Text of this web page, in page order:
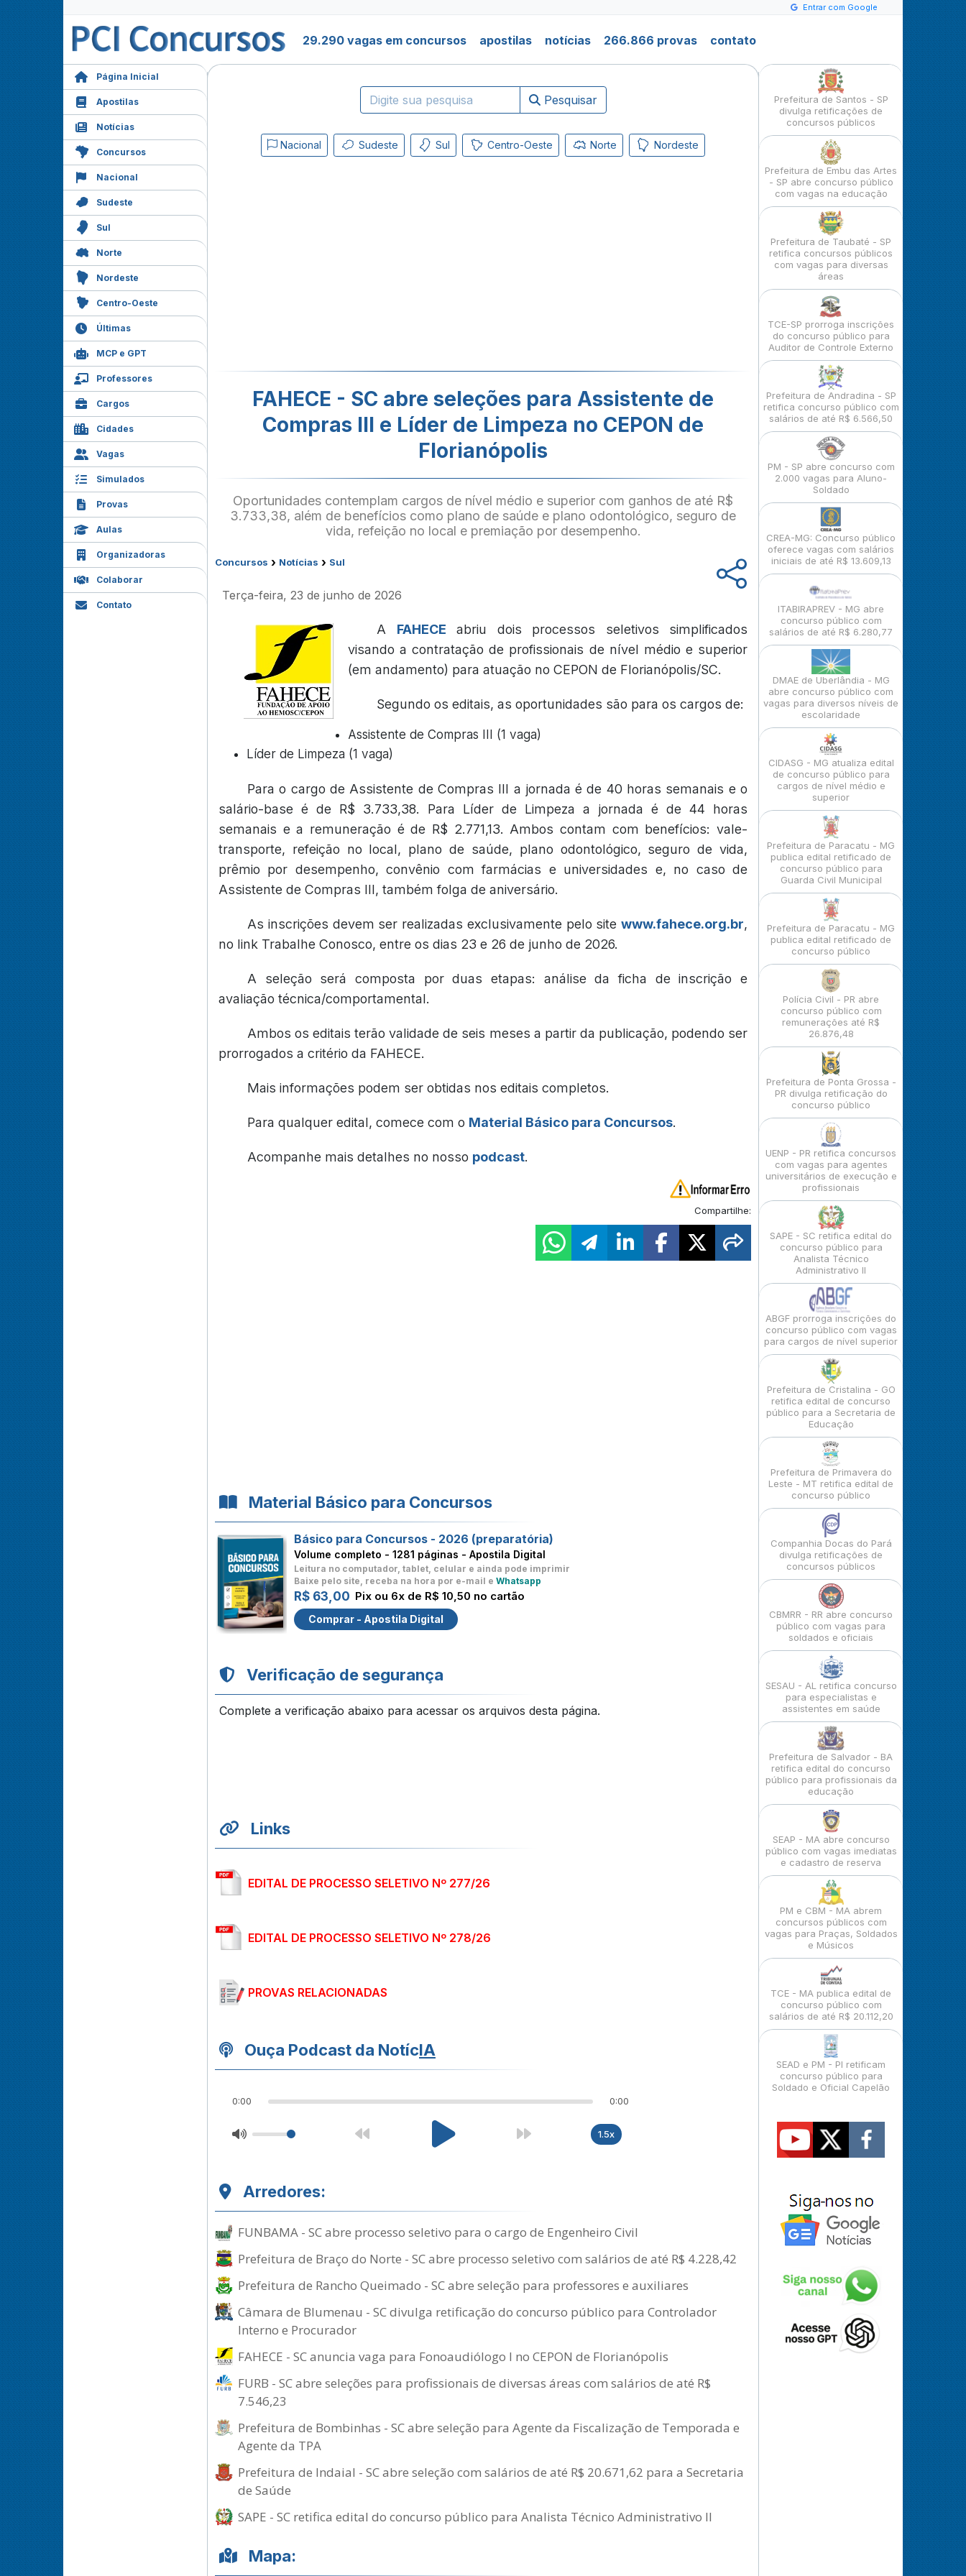
Entrar com Google
29.290 vagas em concursos apostilas notícias 266.866 provas contato
Página Inicial
Apostilas
Notícias
Concursos
Nacional
Sudeste
Sul
Norte
Nordeste
Centro-Oeste
Últimas
MCP e GPT
Professores
Cargos
Cidades
Vagas
Simulados
Provas
Aulas
Organizadoras
Colaborar
Contato
Pesquisar
Nacional Sudeste Sul Centro-Oeste Norte Nordeste
FAHECE - SC abre seleções para Assistente de
Compras III e Líder de Limpeza no CEPON de
Florianópolis
Oportunidades contemplam cargos de nível médio e superior com ganhos de até R$
3.733,38, além de benefícios como plano de saúde e plano odontológico, seguro de
vida, refeição no local e premiação por desempenho.
Concursos › Notícias › Sul
Terça-feira, 23 de junho de 2026
A FAHECE abriu dois processos seletivos simplificados
visando a contratação de profissionais de nível médio e superior
(em andamento) para atuação no CEPON de Florianópolis/SC.
Segundo os editais, as oportunidades são para os cargos de:
Assistente de Compras III (1 vaga)
Líder de Limpeza (1 vaga)
Para o cargo de Assistente de Compras III a jornada é de 40 horas semanais e o
salário-base é de R$ 3.733,38. Para Líder de Limpeza a jornada é de 44 horas
semanais e a remuneração é de R$ 2.771,13. Ambos contam com benefícios: vale-
transporte, refeição no local, plano de saúde, plano odontológico, seguro de vida,
prêmio por desempenho, convênio com farmácias e universidades e, no caso de
Assistente de Compras III, também folga de aniversário.
As inscrições devem ser realizadas exclusivamente pelo site www.fahece.org.br,
no link Trabalhe Conosco, entre os dias 23 e 26 de junho de 2026.
A seleção será composta por duas etapas: análise da ficha de inscrição e
avaliação técnica/comportamental.
Ambos os editais terão validade de seis meses a partir da publicação, podendo ser
prorrogados a critério da FAHECE.
Mais informações podem ser obtidas nos editais completos.
Para qualquer edital, comece com o Material Básico para Concursos.
Acompanhe mais detalhes no nosso podcast.
Compartilhe:
Material Básico para Concursos
Básico para Concursos - 2026 (preparatória)
Volume completo - 1281 páginas - Apostila Digital
Leitura no computador, tablet, celular e ainda pode imprimir
Baixe pelo site, receba na hora por e-mail e Whatsapp
R$ 63,00 Pix ou 6x de R$ 10,50 no cartão
Comprar - Apostila Digital
Verificação de segurança
Complete a verificação abaixo para acessar os arquivos desta página.
Links
EDITAL DE PROCESSO SELETIVO Nº 277/26
EDITAL DE PROCESSO SELETIVO Nº 278/26
PROVAS RELACIONADAS
Ouça Podcast da NotícIA
0:00 0:00
1.5x
Arredores:
FUNBAMA - SC abre processo seletivo para o cargo de Engenheiro Civil
Prefeitura de Braço do Norte - SC abre processo seletivo com salários de até R$ 4.228,42
Prefeitura de Rancho Queimado - SC abre seleção para professores e auxiliares
Câmara de Blumenau - SC divulga retificação do concurso público para Controlador
Interno e Procurador
FAHECE - SC anuncia vaga para Fonoaudiólogo I no CEPON de Florianópolis
FURB - SC abre seleções para profissionais de diversas áreas com salários de até R$
7.546,23
Prefeitura de Bombinhas - SC abre seleção para Agente da Fiscalização de Temporada e
Agente da TPA
Prefeitura de Indaial - SC abre seleção com salários de até R$ 20.671,62 para a Secretaria
de Saúde
SAPE - SC retifica edital do concurso público para Analista Técnico Administrativo II
Mapa:
Prefeitura de Santos - SP
divulga retificações de
concursos públicos
Prefeitura de Embu das Artes
- SP abre concurso público
com vagas na educação
Prefeitura de Taubaté - SP
retifica concursos públicos
com vagas para diversas
áreas
TCE-SP prorroga inscrições
do concurso público para
Auditor de Controle Externo
Prefeitura de Andradina - SP
retifica concurso público com
salários de até R$ 6.566,50
PM - SP abre concurso com
2.000 vagas para Aluno-
Soldado
CREA-MG: Concurso público
oferece vagas com salários
iniciais de até R$ 13.609,13
ITABIRAPREV - MG abre
concurso público com
salários de até R$ 6.280,77
DMAE de Uberlândia - MG
abre concurso público com
vagas para diversos níveis de
escolaridade
CIDASG - MG atualiza edital
de concurso público para
cargos de nível médio e
superior
Prefeitura de Paracatu - MG
publica edital retificado de
concurso público para
Guarda Civil Municipal
Prefeitura de Paracatu - MG
publica edital retificado de
concurso público
Polícia Civil - PR abre
concurso público com
remunerações até R$
26.876,48
Prefeitura de Ponta Grossa -
PR divulga retificação do
concurso público
UENP - PR retifica concursos
com vagas para agentes
universitários de execução e
profissionais
SAPE - SC retifica edital do
concurso público para
Analista Técnico
Administrativo II
ABGF prorroga inscrições do
concurso público com vagas
para cargos de nível superior
Prefeitura de Cristalina - GO
retifica edital de concurso
público para a Secretaria de
Educação
Prefeitura de Primavera do
Leste - MT retifica edital de
concurso público
Companhia Docas do Pará
divulga retificações de
concursos públicos
CBMRR - RR abre concurso
público com vagas para
soldados e oficiais
SESAU - AL retifica concurso
para especialistas e
assistentes em saúde
Prefeitura de Salvador - BA
retifica edital do concurso
público para profissionais da
educação
SEAP - MA abre concurso
público com vagas imediatas
e cadastro de reserva
PM e CBM - MA abrem
concursos públicos com
vagas para Praças, Soldados
e Músicos
TCE - MA publica edital de
concurso público com
salários de até R$ 20.112,20
SEAD e PM - PI retificam
concurso público para
Soldado e Oficial Capelão